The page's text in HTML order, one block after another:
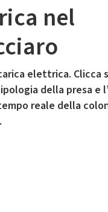
nel
elettrica. Clicca
della presa e
reale della
.